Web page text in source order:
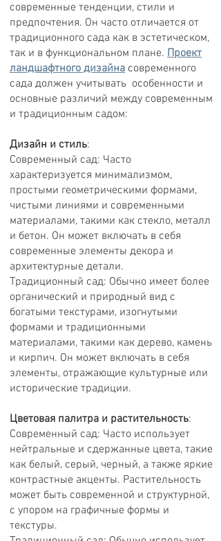
современные тенденции, стили и
предпочтения. Он часто отличается от
традиционного сада как в эстетическом,
так и в функциональном плане. Проект
ландшафтного дизайна современного
сада должен учитывать особенности и
основные различий между современным
и традиционным садом:
Дизайн и стиль:
Современный сад: Часто
характеризуется минимализмом,
простыми геометрическими формами,
чистыми линиями и современными
материалами, такими как стекло, металл
и бетон. Он может включать в себя
современные элементы декора и
архитектурные детали.
Традиционный сад: Обычно имеет более
органический и природный вид с
богатыми текстурами, изогнутыми
формами и традиционными
материалами, такими как дерево, камень
и кирпич. Он может включать в себя
элементы, отражающие культурные или
исторические традиции.
Цветовая палитра и растительность:
Современный сад: Часто использует
нейтральные и сдержанные цвета, такие
как белый, серый, черный, а также яркие
контрастные акценты. Растительность
может быть современной и структурной,
с упором на графичные формы и
текстуры.